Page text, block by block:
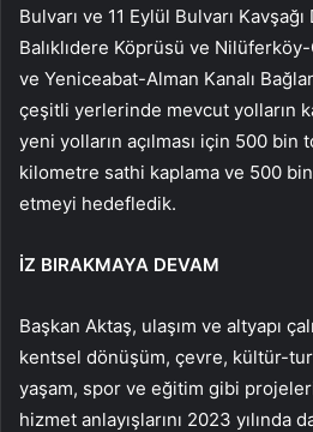
Bulvarı ve 11 Eylül Bulvarı
Balıklıdere Köprüsü ve
ve Yeniceabat-Alman Kanalı
çeşitli yerlerinde mevcut yolların
yeni yolların açılması için 500
kilometre sathi kaplama ve 500
etmeyi hedefledik.
İZ BIRAKMAYA DEVAM
Başkan Aktaş, ulaşım ve altyapı
kentsel dönüşüm, çevre, kültür-
yaşam, spor ve eğitim gibi
hizmet anlayışlarını 2023 yılında